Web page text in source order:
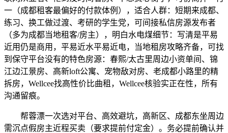
一（成都租客最偏好的付款体例），适合人群：短期来成都、
练习、换工做过渡、考研的学生党，可间接私信房源发布者
（多为成都当地租客/房主），明白水电煤细节：写清是平易
近用仍是商用，平易近水平易近电，当地租房攻略齐备，可找
到保守平台没有的特色房源：春熙/太古里周边小资单间、锦
江边江景房、高新loft公寓、宠物敌对房、老成都小路里的精
拆房，Wellcee找高性价比曲租，Wellcee核验实正在性，所有
沟通留痕。
帮蓉漂一次选对平台、高效避坑，高新区、成都东坐周边
需沉点假房主近程买卖（要求提前付定金）。务必提前确认并